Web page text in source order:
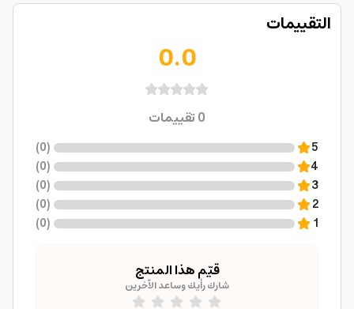
التقييمات
0.0
0تقييمات
5
(
0
)
4
(
0
)
3
(
0
)
2
(
0
)
1
(
0
)
قيّم هذا المنتج
شارك رأيك وساعد الآخرين